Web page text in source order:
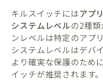
キルスイッチにはアプ
システムレベルの2種
ンレベルは特定のアプ
システムレベルはデバ
より確実な保護のため
イッチが推奨されます。